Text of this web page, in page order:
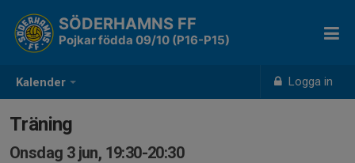
Kalender Logga in
SÖDERHAMNS FF
Pojkar födda 09/10 (P16-P15)
Träning
Onsdag 3 jun, 19:30-20:30